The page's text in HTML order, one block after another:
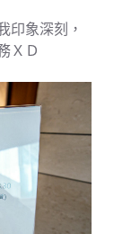
印象深刻，
ＸＤ